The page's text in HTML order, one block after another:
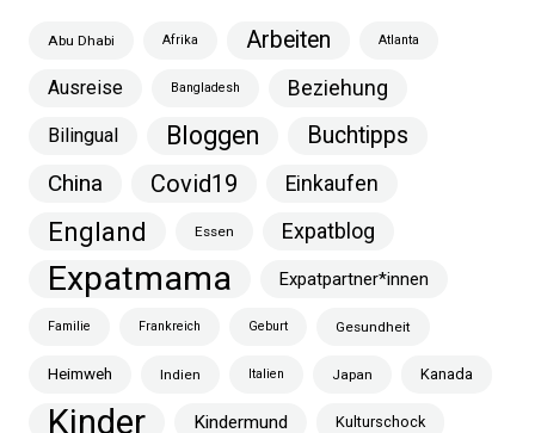
Abu Dhabi Afrika Arbeiten Atlanta
Ausreise Bangladesh Beziehung
Bilingual Bloggen
Buchtipps
China
Covid19 Einkaufen
England Essen Expatblog
Expatmama Expatpartner*innen
Familie Frankreich Geburt Gesundheit
Heimweh Indien Italien Japan Kanada
Kinder Kindermund Kulturschock